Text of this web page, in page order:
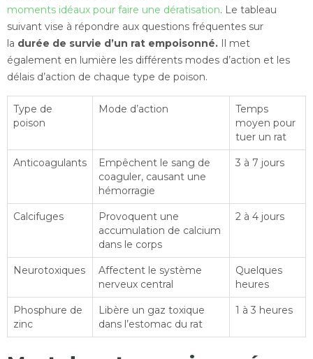
moments idéaux pour faire une dératisation. Le tableau
suivant vise à répondre aux questions fréquentes sur
la durée de survie d’un rat empoisonné. Il met
également en lumière les différents modes d’action et les
délais d’action de chaque type de poison.
Type de
poison
Mode d’action
Temps
moyen pour
tuer un rat
Anticoagulants
Empêchent le sang de
coaguler, causant une
hémorragie
3 à 7 jours
Calcifuges
Provoquent une
accumulation de calcium
dans le corps
2 à 4 jours
Neurotoxiques
Affectent le système
nerveux central
Quelques
heures
Phosphure de
zinc
Libère un gaz toxique
dans l’estomac du rat
1 à 3 heures